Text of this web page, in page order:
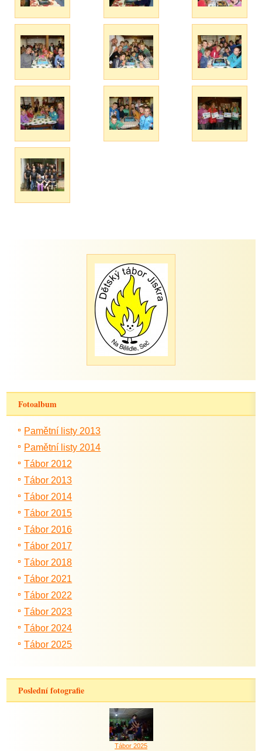
Fotoalbum
Pamětní listy 2013
Pamětní listy 2014
Tábor 2012
Tábor 2013
Tábor 2014
Tábor 2015
Tábor 2016
Tábor 2017
Tábor 2018
Tábor 2021
Tábor 2022
Tábor 2023
Tábor 2024
Tábor 2025
Poslední fotografie
Tábor 2025